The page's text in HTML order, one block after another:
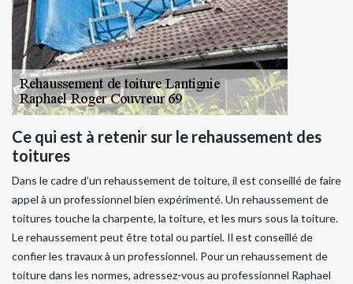
Ce qui est à retenir sur le rehaussement des
toitures
Dans le cadre d’un rehaussement de toiture, il est conseillé de faire
appel à un professionnel bien expérimenté. Un rehaussement de
toitures touche la charpente, la toiture, et les murs sous la toiture.
Le rehaussement peut être total ou partiel. Il est conseillé de
confier les travaux à un professionnel. Pour un rehaussement de
toiture dans les normes, adressez-vous au professionnel Raphael